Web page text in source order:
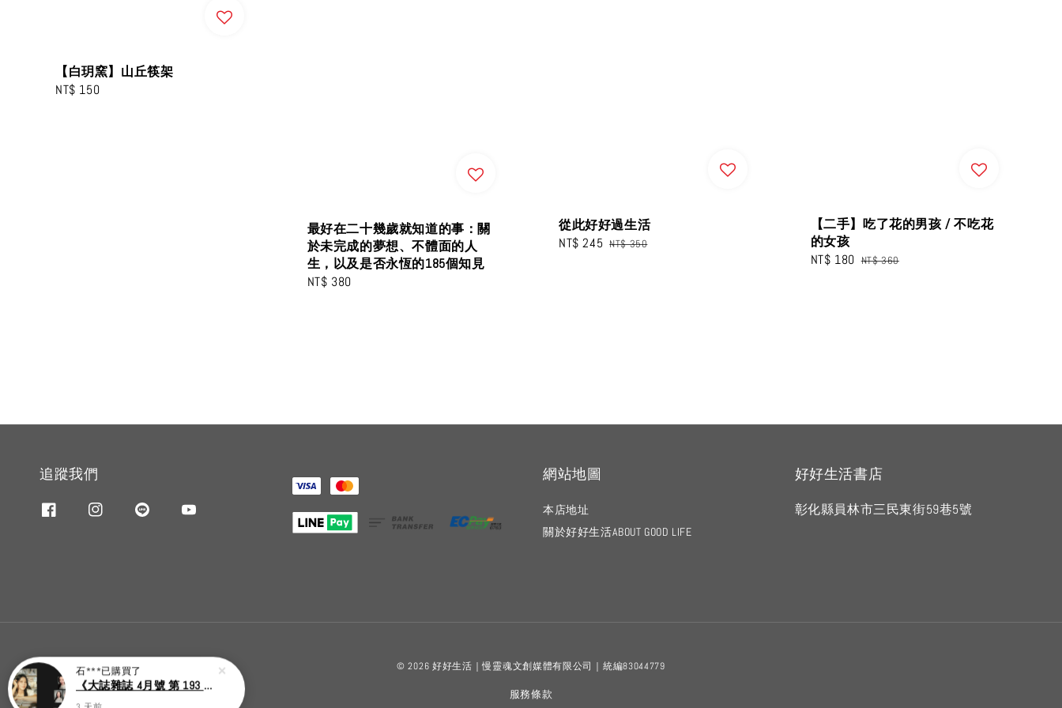
【白玥窯】山丘筷架
Regular
NT$ 150
最好在二十幾歲就知道的事：關
於未完成的夢想、不體面的人
生，以及是否永恆的185個知見
Regular
NT$ 380
從此好好過生活
Sale
NT$ 245 Regular
NT$ 350
【二手】吃了花的男孩 / 不吃花
的女孩
Sale
NT$ 180 Regular
NT$ 360
追蹤我們 網站地圖
本店地址
關於好好生活ABOUT GOOD LIFE
好好生活書店
彰化縣員林市三民東街59巷5號
© 2026 好好生活｜慢靈魂文創媒體有限公司｜統編83044779
服務條款
石***已購買了
3 天前